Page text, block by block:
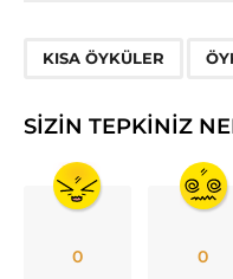
KISA ÖYKÜLER
SIZIN TEPKINIZ
0 0